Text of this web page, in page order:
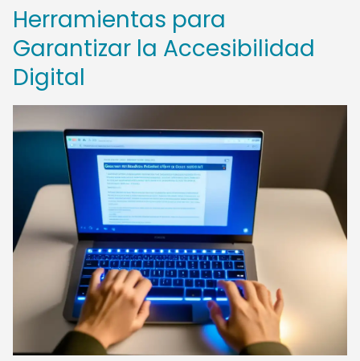
Herramientas para
Garantizar la Accesibilidad
Digital